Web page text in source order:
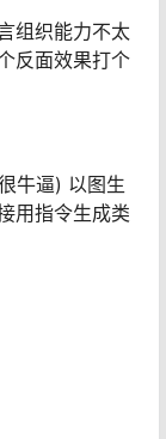
组织能力不太
反面效果打个
牛逼) 以图生
用指令生成类